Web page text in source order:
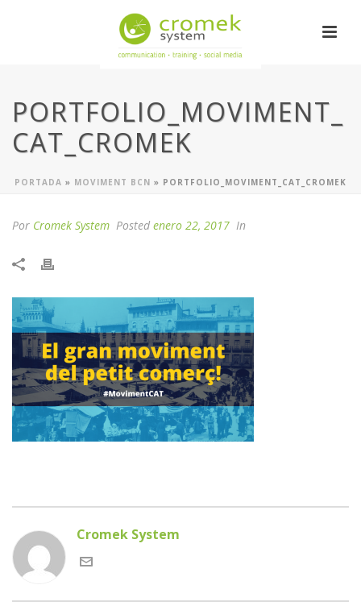
PORTFOLIO_MOVIMENT_
CAT_CROMEK
PORTADA » MOVIMENT BCN » PORTFOLIO_MOVIMENT_CAT_CROMEK
Por Cromek System Posted enero 22, 2017 In
Cromek System